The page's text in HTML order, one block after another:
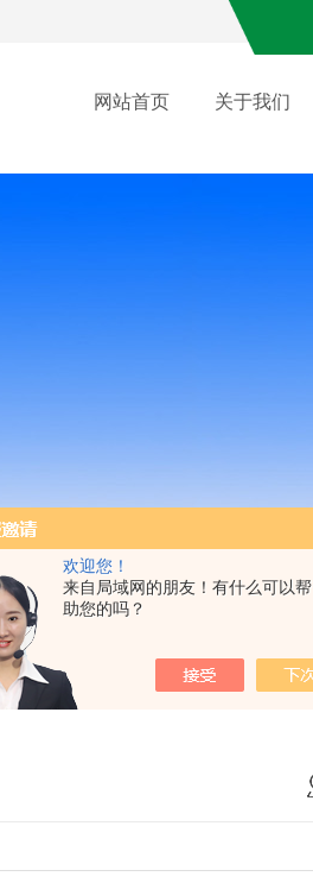
欢迎您！
来自局域网的朋友！有什么可以帮
助您的吗？
网站首页 关于我们